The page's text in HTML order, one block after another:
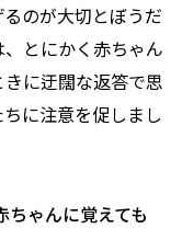
のが大切とぼうだ
とにかく赤ちゃん
に迂闊な返答で思
に注意を促しまし
ちゃんに覚えても